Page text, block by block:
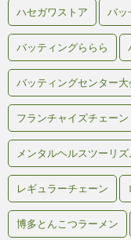
ハセガワストア バッ
バッティングららら
バッティングセンター大
フランチャイズチェーン
メンタルヘルスツーリズ
レギュラーチェーン
博多とんこつラーメン